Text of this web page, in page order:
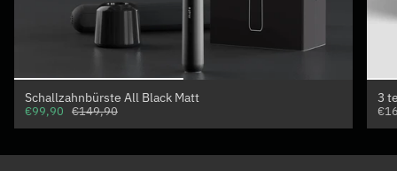
Schallzahnbürste All Black Matt
€99,90 €149,90
3